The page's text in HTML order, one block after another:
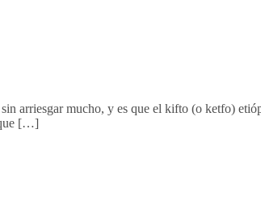
arriesgar mucho, y es que el kifto (o ketfo)
que […]